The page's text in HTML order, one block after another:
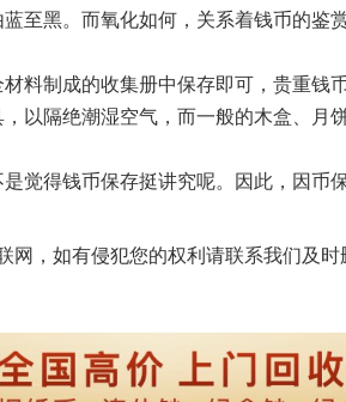
至黑。而氧化如何，关系着钱币的鉴
制成的收集册中保存即可，贵重钱
以隔绝潮湿空气，而一般的木盒、月
得钱币保存挺讲究呢。因此，因币
网，如有侵犯您的权利请联系我们及时